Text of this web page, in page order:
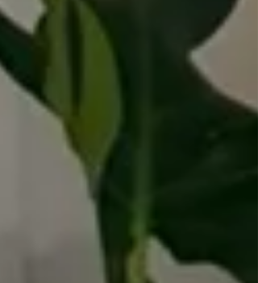
zichtbaar te maken. Zo komen we op een zachte
manier tot de oorzaak van wat je belemmert.
Minder ballast betekent meer rust, balans en